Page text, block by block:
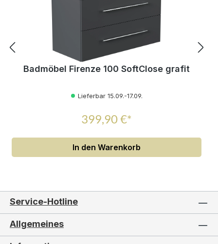
Badmöbel Firenze 100 SoftClose grafit
Lieferbar 15.09.-17.09.
399,90 €*
In den Warenkorb
Service-Hotline
Allgemeines